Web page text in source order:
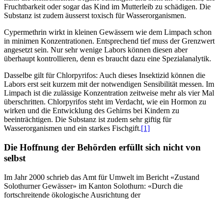
Fruchtbarkeit oder sogar das Kind im Mutterleib zu schädigen. Die
Substanz ist zudem äusserst toxisch für Wasserorganismen.
Cypermethrin wirkt in kleinen Gewässern wie dem Limpach schon
in minimen Konzentrationen. Entsprechend tief muss der Grenzwert
angesetzt sein. Nur sehr wenige Labors können diesen aber
überhaupt kontrollieren, denn es braucht dazu eine Spezialanalytik.
Dasselbe gilt für Chlorpyrifos: Auch dieses Insektizid können die
Labors erst seit kurzem mit der notwendigen Sensibilität messen. Im
Limpach ist die zulässige Konzentration zeitweise mehr als vier Mal
überschritten. Chlorpyrifos steht im Verdacht, wie ein Hormon zu
wirken und die Entwicklung des Gehirns bei Kindern zu
beeinträchtigen. Die Substanz ist zudem sehr giftig für
Wasserorganismen und ein starkes Fischgift.[1]
Die Hoffnung der Behörden erfüllt sich nicht von
selbst
Im Jahr 2000 schrieb das Amt für Umwelt im Bericht «Zustand
Solothurner Gewässer» im Kanton Solothurn: «Durch die
fortschreitende ökologische Ausrichtung der